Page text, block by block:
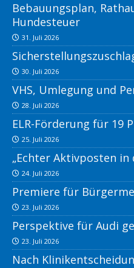
Bebauungsplan,
Hundesteuer
31. Juli 2026
30. Juli 2026
VHS, Umlegung und
28. Juli 2026
ELR-Förderung für 19
25. Juli 2026
„Echter Aktivposten
24. Juli 2026
Premiere für
23. Juli 2026
Perspektive für Audi
23. Juli 2026
Nach